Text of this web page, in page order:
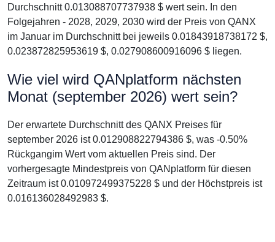
Durchschnitt 0.013088707737938 $ wert sein. In den
Folgejahren - 2028, 2029, 2030 wird der Preis von QANX
im Januar im Durchschnitt bei jeweils 0.01843918738172 $,
0.023872825953619 $, 0.027908600916096 $ liegen.
Wie viel wird QANplatform nächsten
Monat (september 2026) wert sein?
Der erwartete Durchschnitt des QANX Preises für
september 2026 ist 0.012908822794386 $, was -0.50%
Rückgangim Wert vom aktuellen Preis sind. Der
vorhergesagte Mindestpreis von QANplatform für diesen
Zeitraum ist 0.010972499375228 $ und der Höchstpreis ist
0.016136028492983 $.